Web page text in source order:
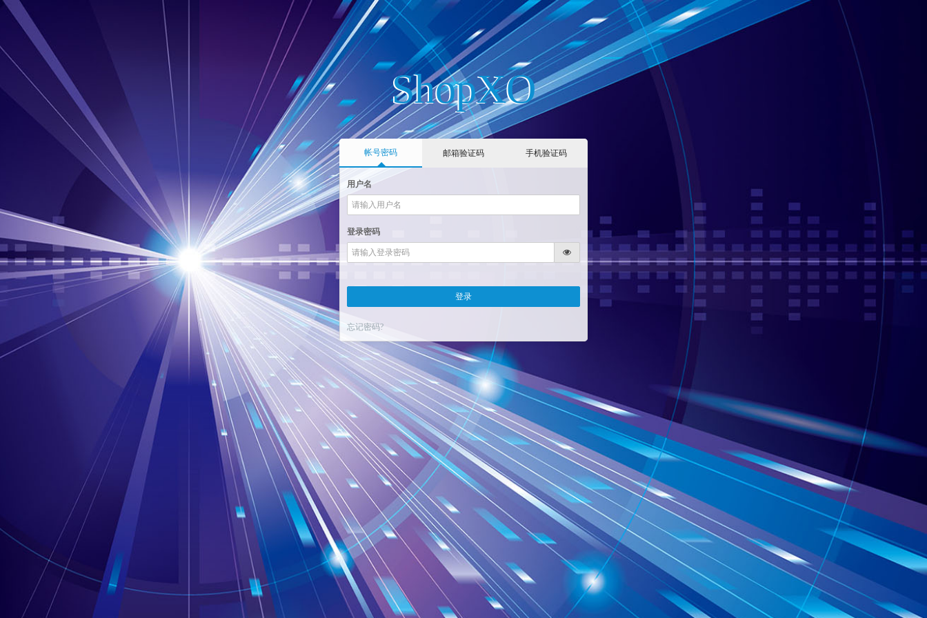
ShopXO
帐号密码 邮箱验证码 手机验证码
用户名
登录密码
登录
忘记密码?